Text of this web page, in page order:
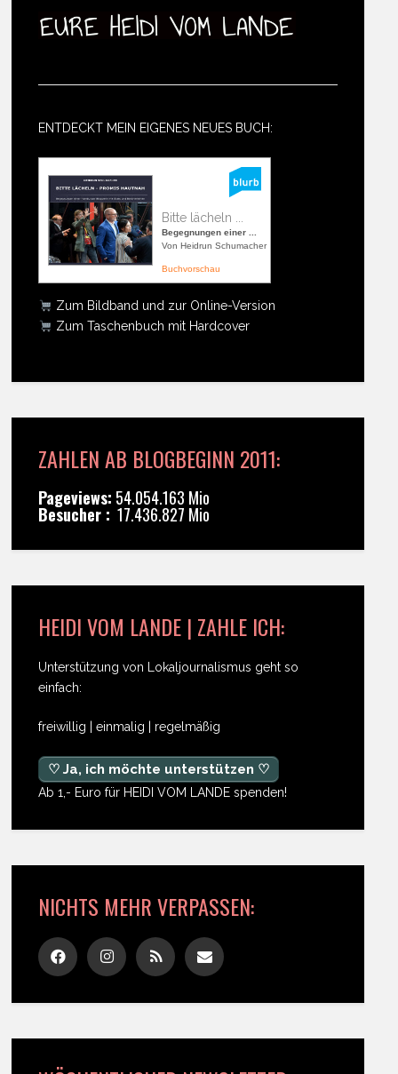
ENTDECKT MEIN EIGENES NEUES BUCH:
Bitte lächeln ...
Begegnungen einer ...
Von Heidrun Schumacher
Buchvorschau
Zum Bildband und zur Online-Version
Zum Taschenbuch mit Hardcover
ZAHLEN AB BLOGBEGINN 2011:
Pageviews: 54.054.163 Mio
Besucher : 17.436.827 Mio
HEIDI VOM LANDE | ZAHLE ICH:
Unterstützung von Lokaljournalismus geht so
einfach:
freiwillig | einmalig | regelmäßig
♡ Ja, ich möchte unterstützen ♡
Ab 1,- Euro für HEIDI VOM LANDE spenden!
NICHTS MEHR VERPASSEN: